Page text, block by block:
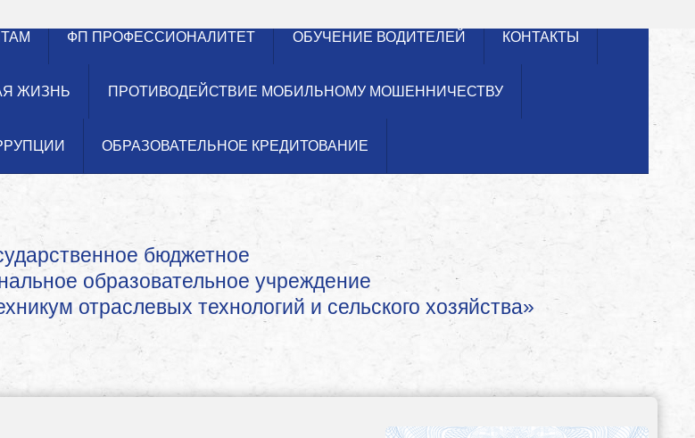
ФП ПРОФЕССИОНАЛИТЕТ ОБУЧЕНИЕ ВОДИТЕЛЕЙ КОНТАКТЫ
ЖИЗНЬ ПРОТИВОДЕЙСТВИЕ МОБИЛЬНОМУ МОШЕННИЧЕСТВУ
ОБРАЗОВАТЕЛЬНОЕ КРЕДИТОВАНИЕ
бюджетное
образовательное учреждение
отраслевых технологий и сельского хозяйства»